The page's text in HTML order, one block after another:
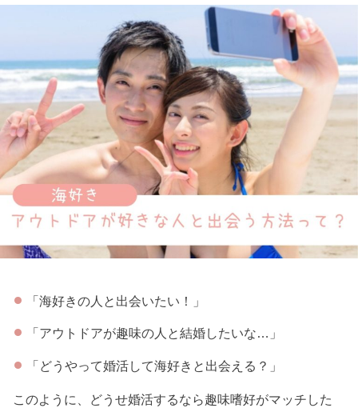
「海好きの人と出会いたい！」
「アウトドアが趣味の人と結婚したいな…」
「どうやって婚活して海好きと出会える？」
このように、どうせ婚活するなら趣味嗜好がマッチした